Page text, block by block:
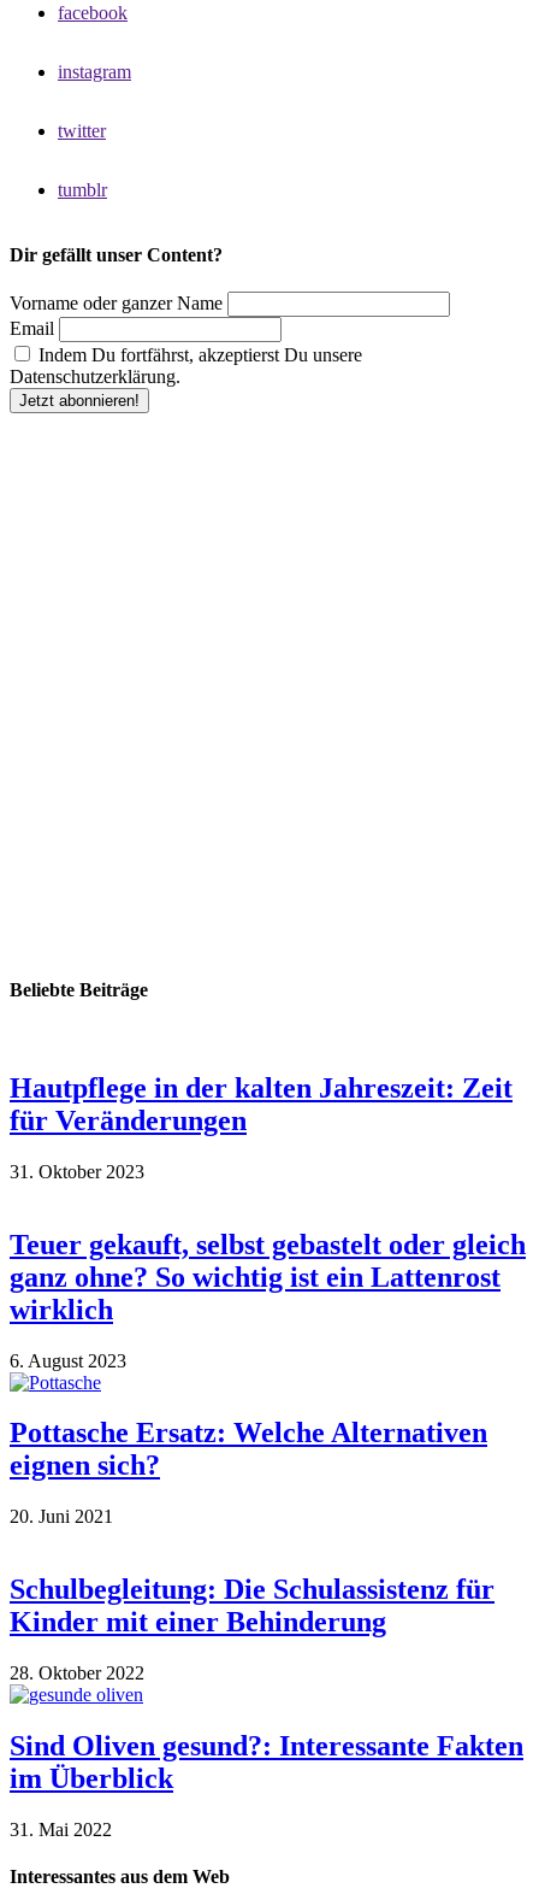
facebook
instagram
twitter
tumblr
Dir gefällt unser Content?
Vorname oder ganzer Name
Email
Indem Du fortfährst, akzeptierst Du unsere
Datenschutzerklärung.
Beliebte Beiträge
Hautpflege in der kalten Jahreszeit: Zeit
für Veränderungen
31. Oktober 2023
Teuer gekauft, selbst gebastelt oder gleich
ganz ohne? So wichtig ist ein Lattenrost
wirklich
6. August 2023
Pottasche Ersatz: Welche Alternativen
eignen sich?
20. Juni 2021
Schulbegleitung: Die Schulassistenz für
Kinder mit einer Behinderung
28. Oktober 2022
Sind Oliven gesund?: Interessante Fakten
im Überblick
31. Mai 2022
Interessantes aus dem Web